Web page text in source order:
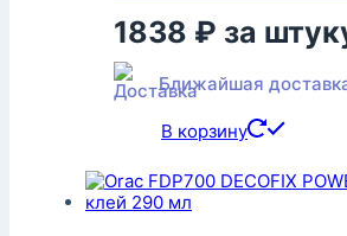
1838 ₽ за
Ближайшая
В корзину